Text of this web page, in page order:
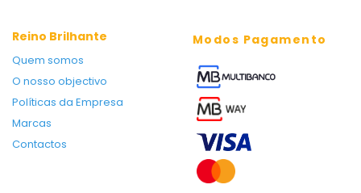
Reino Brilhante
Quem somos
O nosso objectivo
Políticas da Empresa
Marcas
Contactos
Modos Pagamento